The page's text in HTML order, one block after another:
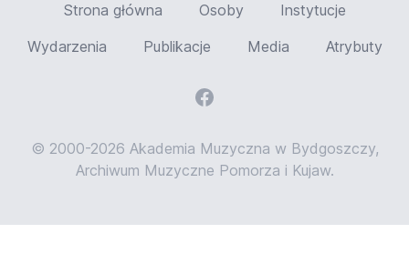
Strona główna Osoby
Instytucje
Wydarzenia
Publikacje Media Atrybuty
© 2000-2026 Akademia Muzyczna w Bydgoszczy,
Archiwum Muzyczne Pomorza i Kujaw.